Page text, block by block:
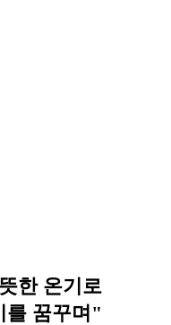
한 온기로
를 꿈꾸며"